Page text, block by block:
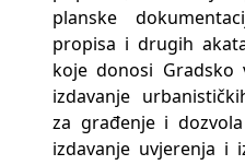
planske
propisa i drugih
koje donosi Gradsko
izdavanje
za građenje i
izdavanje uvjerenja i